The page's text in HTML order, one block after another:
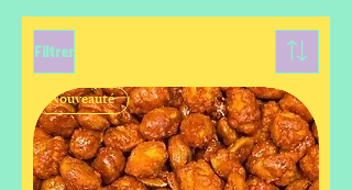
Filtrer
Nouveauté